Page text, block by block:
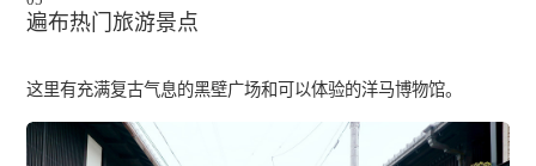
遍布热门旅游景点
这里有充满复古气息的黑壁广场和可以体验的洋马博物馆。